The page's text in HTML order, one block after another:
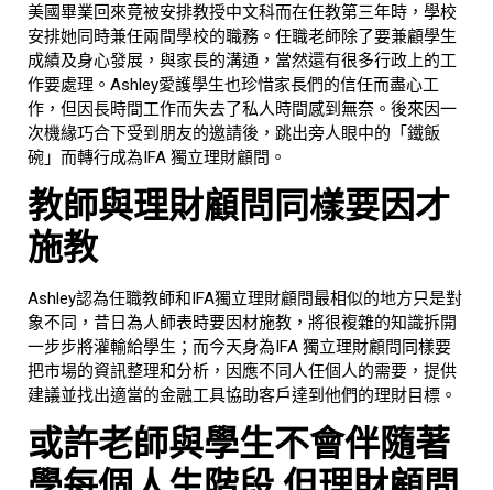
美國畢業回來竟被安排教授中文科而在任教第三年時，學校
安排她同時兼任兩間學校的職務。任職老師除了要兼顧學生
成績及身心發展，與家長的溝通，當然還有很多行政上的工
作要處理。Ashley愛護學生也珍惜家長們的信任而盡心工
作，但因長時間工作而失去了私人時間感到無奈。後來因一
次機緣巧合下受到朋友的邀請後，跳出旁人眼中的「鐵飯
碗」而轉行成為IFA 獨立理財顧問。
教師與理財顧問同樣要因才
施教
Ashley認為任職教師和IFA獨立理財顧問最相似的地方只是對
象不同，昔日為人師表時要因材施教，將很複雜的知識拆開
一步步將灌輸給學生；而今天身為IFA 獨立理財顧問同樣要
把市場的資訊整理和分析，因應不同人任個人的需要，提供
建議並找出適當的金融工具協助客戶達到他們的理財目標。
或許老師與學生不會伴隨著